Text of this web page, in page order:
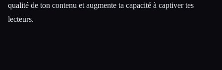
qualité de ton contenu et augmente ta capacité à captiver tes
lecteurs.